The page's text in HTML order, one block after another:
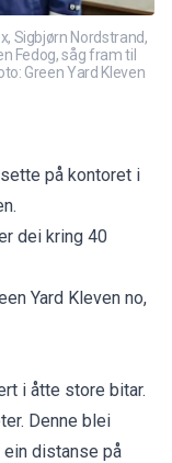
Sigbjørn Nordstrand,
Fedog, såg fram til
Green Yard Kleven
på kontoret i
dei kring 40
Yard Kleven no,
i åtte store bitar.
Denne blei
distanse på